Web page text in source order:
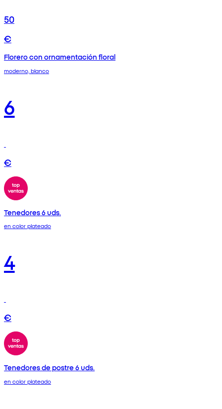
50
€
Florero con ornamentación floral
moderno, blanco
6
€
Tenedores 6 uds.
en color plateado
4
€
Tenedores de postre 6 uds.
en color plateado